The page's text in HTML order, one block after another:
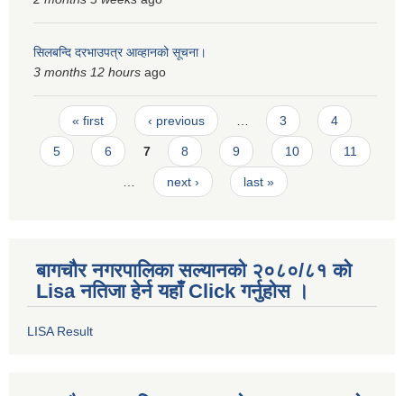
सिलबन्दि दरभाउपत्र आव्हानको सूचना।
3 months 12 hours ago
Pages
« first ‹ previous … 3 4
5 6 7 8 9 10 11
… next › last »
बागचौर नगरपालिका सल्यानको २०८०/८१ को
Lisa नतिजा हेर्न यहाँ Click गर्नुहोस ।
LISA Result